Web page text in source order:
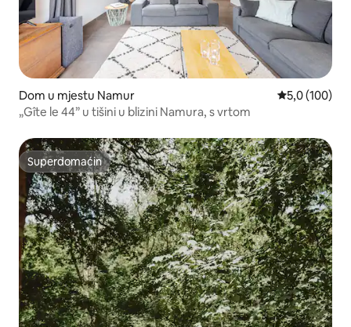
Dom u mjestu Namur Prosječna
5,0 (100)
„Gîte le 44” u tišini u blizini Namura, s vrtom
Superdomaćin
Superdomaćin